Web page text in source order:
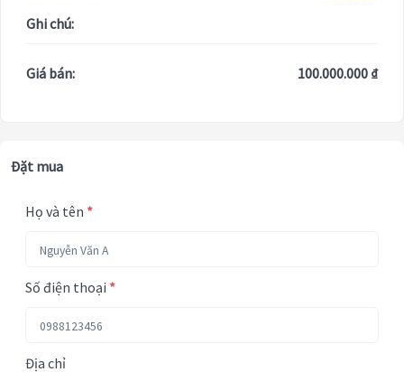
Ghi chú:
Giá bán: 100.000.000 ₫
Đặt mua
Họ và tên *
Số điện thoại *
Địa chỉ